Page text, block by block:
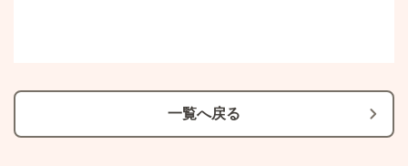
一覧へ戻る